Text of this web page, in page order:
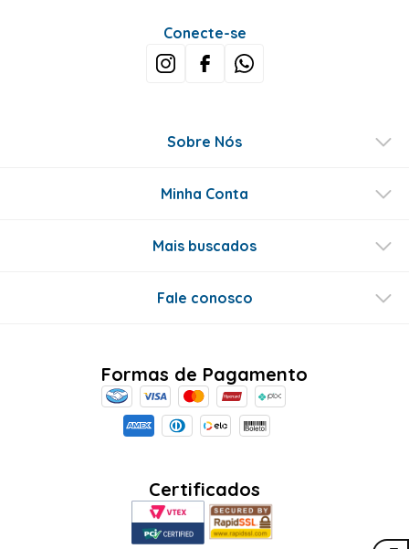
SEJA O PRIMEIRO A AVALIAR
Perguntas & respostas
Este produto ainda não tem perguntas
Conecte-se